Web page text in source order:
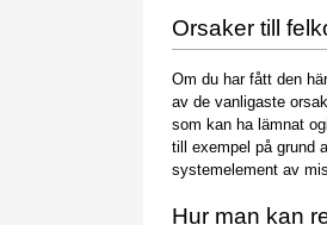
Orsaker till
Om du har fått den
av de vanligaste
som kan ha lämnat
till exempel på grund
systemelement av
Hur man kan